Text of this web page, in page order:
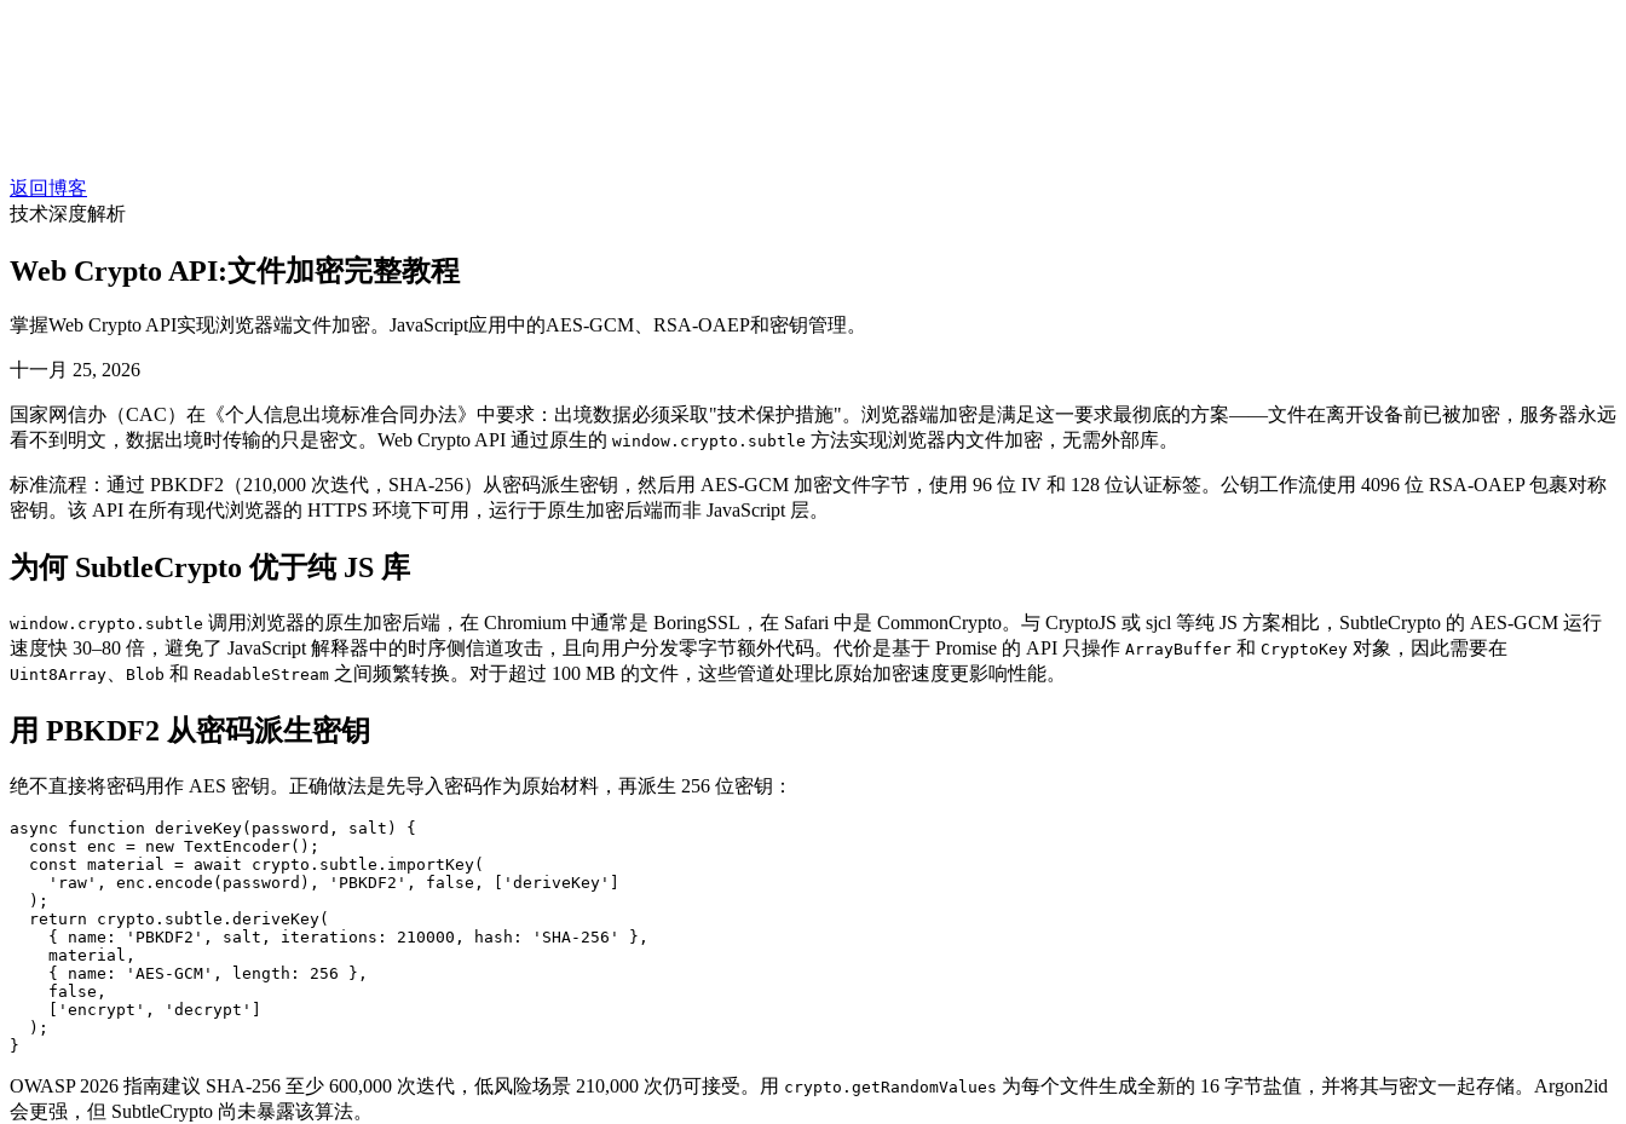
返回博客
技术深度解析
Web Crypto API:文件加密完整教程
掌握Web Crypto API实现浏览器端文件加密。JavaScript应用中的AES-GCM、RSA-OAEP和密钥管理。
十一月 25, 2026
国家网信办（CAC）在《个人信息出境标准合同办法》中要求：出境数据必须采取"技术保护措施"。浏览器端加密是满足这一要求最彻底的方案——文件在离开设备前已被加密，服务器永远
看不到明文，数据出境时传输的只是密文。Web Crypto API 通过原生的 window.crypto.subtle 方法实现浏览器内文件加密，无需外部库。
标准流程：通过 PBKDF2（210,000 次迭代，SHA-256）从密码派生密钥，然后用 AES-GCM 加密文件字节，使用 96 位 IV 和 128 位认证标签。公钥工作流使用 4096 位 RSA-OAEP 包裹对称
密钥。该 API 在所有现代浏览器的 HTTPS 环境下可用，运行于原生加密后端而非 JavaScript 层。
为何 SubtleCrypto 优于纯 JS 库
window.crypto.subtle 调用浏览器的原生加密后端，在 Chromium 中通常是 BoringSSL，在 Safari 中是 CommonCrypto。与 CryptoJS 或 sjcl 等纯 JS 方案相比，SubtleCrypto 的 AES-GCM 运行
速度快 30–80 倍，避免了 JavaScript 解释器中的时序侧信道攻击，且向用户分发零字节额外代码。代价是基于 Promise 的 API 只操作 ArrayBuffer 和 CryptoKey 对象，因此需要在
Uint8Array Blob 和 ReadableStream 之间频繁转换。对于超过 100 MB 的文件，这些管道处理比原始加密速度更影响性能。
用 PBKDF2 从密码派生密钥
绝不直接将密码用作 AES 密钥。正确做法是先导入密码作为原始材料，再派生 256 位密钥：
async function deriveKey(password, salt) {
  const enc = new TextEncoder();
  const material = await crypto.subtle.importKey(
    'raw', enc.encode(password), 'PBKDF2', false, ['deriveKey']
  );
  return crypto.subtle.deriveKey(
    { name: 'PBKDF2', salt, iterations: 210000, hash: 'SHA-256' },
    material,
    { name: 'AES-GCM', length: 256 },
    false,
    ['encrypt', 'decrypt']
  );
OWASP 2026 指南建议 SHA-256 至少 600,000 次迭代，低风险场景 210,000 次仍可接受。用 crypto.getRandomValues 为每个文件生成全新的 16 字节盐值，并将其与密文一起存储。Argon2id
会更强，但 SubtleCrypto 尚未暴露该算法。